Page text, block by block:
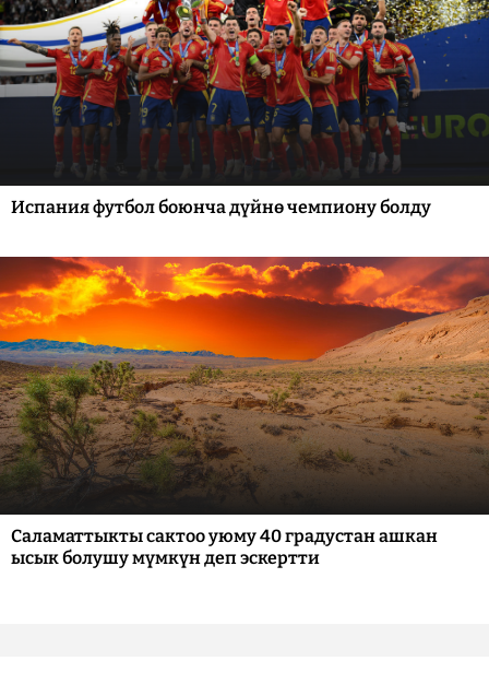
Испания футбол боюнча дүйнө чемпиону болду
Саламаттыкты сактоо уюму 40 градустан ашкан
ысык болушу мүмкүн деп эскертти